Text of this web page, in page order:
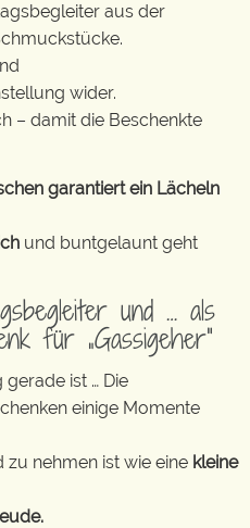
aus der
wider.
– damit die Beschenkte
garantiert ein Lächeln
und buntgelaunt geht
und … als
für „Gassigeher“
ist … Die
einige Momente
zu nehmen ist wie eine kleine